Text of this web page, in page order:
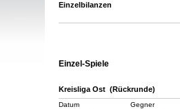
Einzelbilanzen
Einzel-Spiele
Kreisliga Ost (Rückrunde)
Datum Gegner